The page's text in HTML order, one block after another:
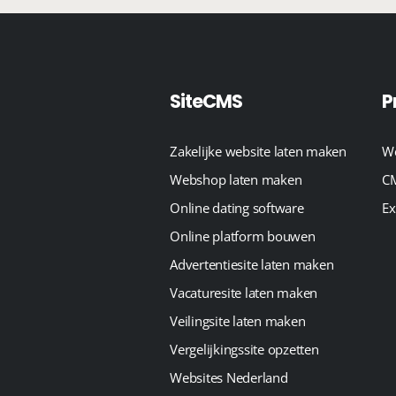
SiteCMS
Zakelijke website laten maken
Webshop laten maken
Online dating software
Online platform bouwen
Advertentiesite laten maken
Vacaturesite laten maken
Veilingsite laten maken
Vergelijkingssite opzetten
Websites Nederland